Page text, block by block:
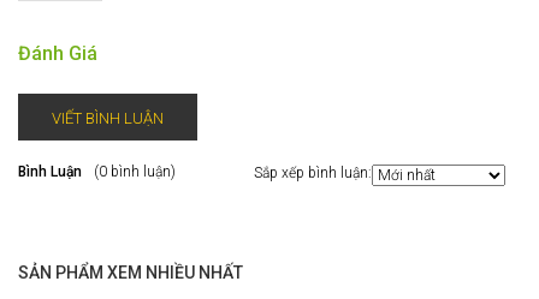
Đánh Giá
VIẾT BÌNH LUẬN
Bình Luận (0 bình luận) Sắp xếp bình luận:
SẢN PHẨM XEM NHIỀU NHẤT